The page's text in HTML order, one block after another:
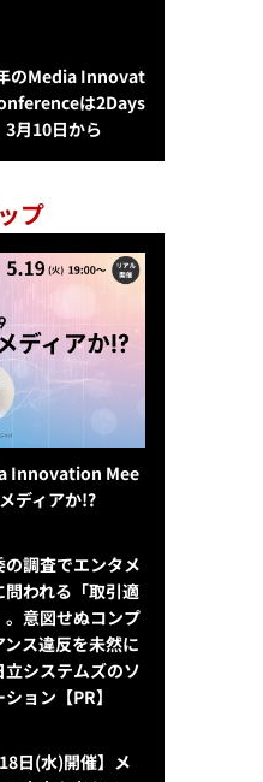
のMedia Innovat
は2Days
3月10日から
プ
Innovation Mee
ディアか!?
の調査でエンタメ
問われる「取引適
。意図せぬコンプ
ンス違反を未然に
立システムズのソ
ョン​【PR】
18日(水)開催】メ